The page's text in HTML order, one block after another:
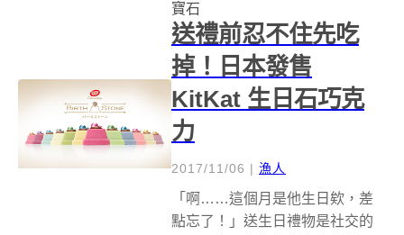
感謝大編的分享喔 XD～ 白米地
獄，以箸代手...
寶石
送禮前忍不住先吃
掉！日本發售
KitKat 生日石巧克
力
2017/11/06 | 漁人
「啊……這個月是他生日欸，差
點忘了！」送生日禮物是社交的